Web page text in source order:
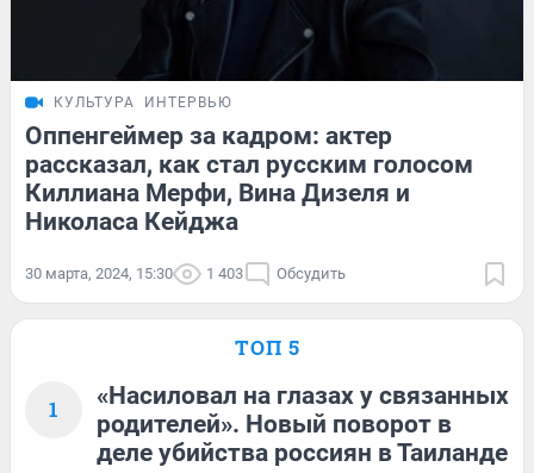
КУЛЬТУРА ИНТЕРВЬЮ
Оппенгеймер за кадром: актер
рассказал, как стал русским голосом
Киллиана Мерфи, Вина Дизеля и
Николаса Кейджа
30 марта, 2024, 15:30 1 403 Обсудить
ТОП 5
1
«Насиловал на глазах у связанных
родителей». Новый поворот в
деле убийства россиян в Таиланде